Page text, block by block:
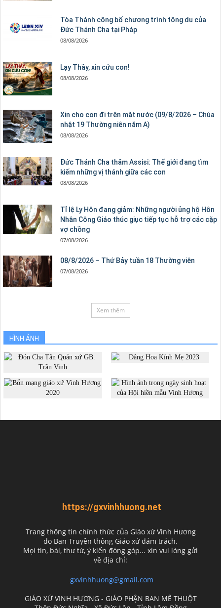
Tòa Thánh công bố chương trình tông du của
Đức Thánh Cha tại Pháp
08/08/2026
Lạy Thầy, xin cứu con!
08/08/2026
Xin cho con đi trên mặt nước (09/8/2026 – Chúa
nhật 19 Thường niên năm A)
08/08/2026
Đức Thánh Cha thăm Assisi: Thế giới đang tìm
kiếm những vị thánh giữa các con
08/08/2026
Tỉ lệ Ly Hôn đang giảm: Những người ủng hộ Hôn
Nhân Công Giáo thúc giục tiếp tục hỗ trợ các cặp
vợ chồng
07/08/2026
08/8/2026 – Thứ Bảy tuần 18 Thường viên
07/08/2026
Xem thêm
HÌNH ẢNH
https://gxvinhhuong.net
Trang thông tin chính thức của Giáo xứ Vinh Hương
do Ban Truyền thông Giáo xứ đảm trách.
Mọi tin, bài, thư từ, ý kiến đóng góp... xin vui lòng gửi
về địa chỉ:
gxvinhhuong@gmail.com
GIÁO XỨ VINH HƯƠNG - GIÁO PHẬN BAN MÊ THUỘT